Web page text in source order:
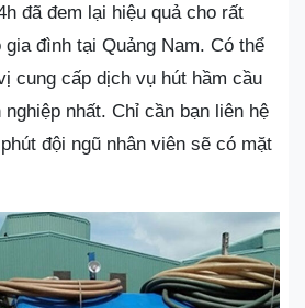
đã đem lại hiệu quả cho rất
đình tại Quảng Nam. Có thể
cung cấp dịch vụ hút hầm cầu
nhất. Chỉ cần bạn liên hệ
đội ngũ nhân viên sẽ có mặt